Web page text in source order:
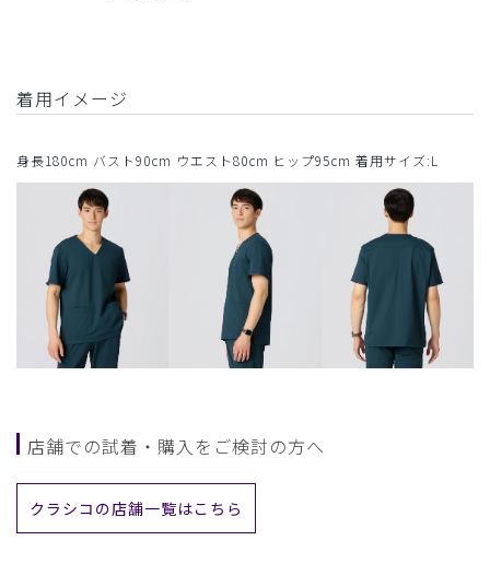
着用イメージ
身長180cm バスト90cm ウエスト80cm ヒップ95cm 着用サイズ:L
店舗での試着・購入をご検討の方へ
クラシコの店舗一覧はこちら